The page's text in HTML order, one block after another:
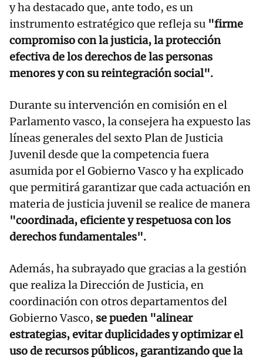
y ha destacado que, ante todo, es un
instrumento estratégico que refleja su "firme
compromiso con la justicia, la protección
efectiva de los derechos de las personas
menores y con su reintegración social".
Durante su intervención en comisión en el
Parlamento vasco, la consejera ha expuesto las
líneas generales del sexto Plan de Justicia
Juvenil desde que la competencia fuera
asumida por el Gobierno Vasco y ha explicado
que permitirá garantizar que cada actuación en
materia de justicia juvenil se realice de manera
"coordinada, eficiente y respetuosa con los
derechos fundamentales".
Además, ha subrayado que gracias a la gestión
que realiza la Dirección de Justicia, en
coordinación con otros departamentos del
Gobierno Vasco, se pueden "alinear
estrategias, evitar duplicidades y optimizar el
uso de recursos públicos, garantizando que la